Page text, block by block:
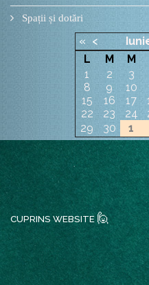
Spații și dotări
« <
L
M M
1
2 3
8
9 10
15
16 17
22
23 24
29
30 1
CUPRINS WEBSITE 🙋